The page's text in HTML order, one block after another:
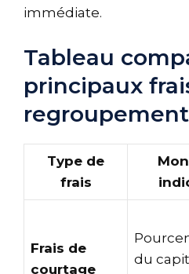
immédiate.
Tableau
principaux
Type de
frais
Frais de
courtage
du